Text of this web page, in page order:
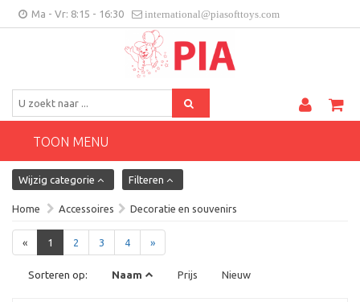
Ma - Vr: 8:15 - 16:30 international@piasofttoys.com
Klantenfeedback
BE/NL
TOON MENU
Wijzig categorie Filteren
Home Accessoires Decoratie en souvenirs
« 1 2 3 4 »
Sorteren op: Naam Prijs Nieuw